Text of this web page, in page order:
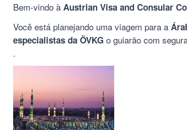
Bem-vindo à Austrian Visa and Consular
Você está planejando uma viagem para a
especialistas da ÖVKG o guiarão com
.